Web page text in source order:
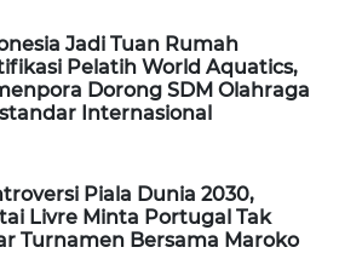
Jadi Tuan Rumah
Pelatih World Aquatics,
Dorong SDM Olahraga
Internasional
Piala Dunia 2030,
Livre Minta Portugal Tak
Turnamen Bersama Maroko